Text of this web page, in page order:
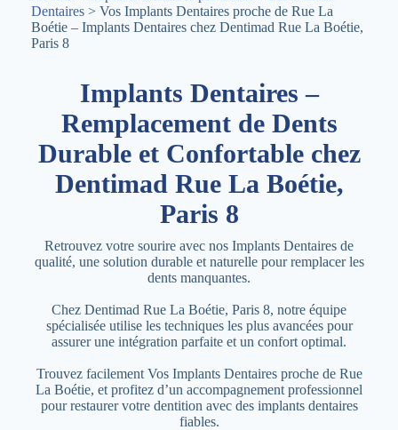
Dentaires > Vos Implants Dentaires proche de Rue La
Boétie – Implants Dentaires chez Dentimad Rue La Boétie,
Paris 8
Implants Dentaires –
Remplacement de Dents
Durable et Confortable chez
Dentimad Rue La Boétie,
Paris 8
Retrouvez votre sourire avec nos Implants Dentaires de
qualité, une solution durable et naturelle pour remplacer les
dents manquantes.
Chez Dentimad Rue La Boétie, Paris 8, notre équipe
spécialisée utilise les techniques les plus avancées pour
assurer une intégration parfaite et un confort optimal.
Trouvez facilement Vos Implants Dentaires proche de Rue
La Boétie, et profitez d’un accompagnement professionnel
pour restaurer votre dentition avec des implants dentaires
fiables.